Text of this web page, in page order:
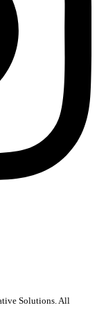
Solutions. All